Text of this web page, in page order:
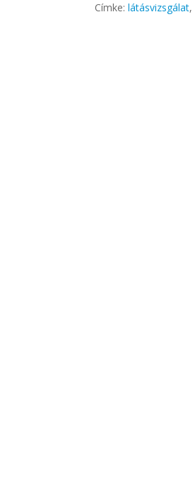
Címke:látásvizsgálat,